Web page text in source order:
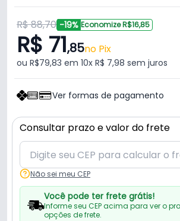
R$ 88,70 -19% Economize R$16,85
R$ 71,85no Pix
ou R$79,83 em 10x R$ 7,98 sem juros
Ver formas de pagamento
Consultar prazo e valor do frete
Não sei meu CEP
Você pode ter frete grátis!
Informe seu CEP acima para ver o
opções de frete.